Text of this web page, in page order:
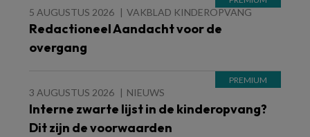
5 AUGUSTUS 2026 VAKBLAD KINDEROPVANG
Redactioneel Aandacht voor de
overgang
3 AUGUSTUS 2026 NIEUWS
Interne zwarte lijst in de kinderopvang?
Dit zijn de voorwaarden